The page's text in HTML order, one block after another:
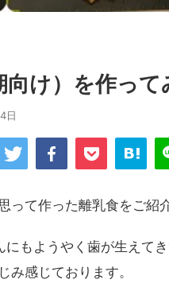
け）を作って
日
って作った離乳食をご紹
にもようやく歯が生えて
み感じております。